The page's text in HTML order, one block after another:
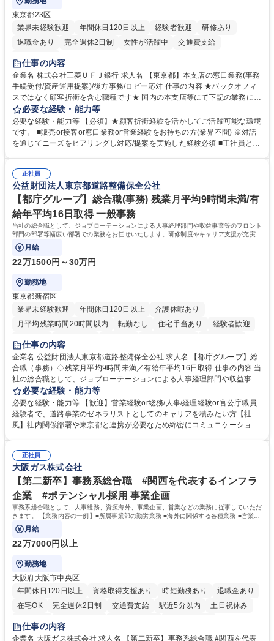
東京都23区
業界未経験歓迎
年間休日120日以上 経験者歓迎
研修あり
退職金あり
完全週休2日制 女性が活躍中
交通費支給
土日祝休み
仕事の内容
企業名 株式会社三菱ＵＦＪ銀行 求人名 【東京都】本支店の窓口業務(事務
手続受付/資産運用提案)/後方事務/ロビー応対 仕事の内容 ★バックオフィ
スではなく顧客折衝を含む職種です★ 国内の本支店等にて下記の業務に従
事していただきます。 ■窓口/後方/ロビーにて事務手続等の受付・オペレ
ーション、お客様対応 ■窓口にて、ご来店された個人のお客様に対して金
融商品のご提案 ■効率的な事務運用の検討・構築等 ≪業務紹介：ご応募前
に必ずご覧ください≫ ※記事 https://www.mysite.bk.mufg.jp/career/circle/
必要な経験・能力等
必要な経験・能力等 【必須】★顧客折衝経験を活かしてご活躍可能な環境
です。 ■販売or接客or窓口業務or営業経験をお持ちの方(業界不問) ※対話
を通じてニーズをヒアリングし対応/提案を実施した経験必須 ■正社員とし
るので安心して入行いただけます。 幅広いキャリアの選択肢があり、公募
や社内副業等を活用し、 一人ひとりが挑戦できるカルチャーが浸透してい
ます。 学歴・資格 学歴：大学院 大学 高専 短大 専修学校 高校 語学力：
資格：
正社員
公益財団法人東京都道路整備保全公社
【都庁グループ】総合職(事務) 残業月平均9時間未満/有
給年平均16日取得 一般事務
当社の総合職として、ジョブローテーションによる人事経理部門や収益事業等のフロント
部門の部署等幅広い部署での業務をお任せいたします。研修制度やキャリア支援が充実し
ております！ ※下記業務詳細
月給
22万1500円～30万円
勤務地
東京都新宿区
業界未経験歓迎
年間休日120日以上
介護休暇あり
月平均残業時間20時間以内
転勤なし 住宅手当あり
経験者歓迎
研修あり
退職金あり
駅近5分以内
資格取得手当あり 食事補助あり
仕事の内容
企業名 公益財団法人東京都道路整備保全公社 求人名 【都庁グループ】総
合職（事務）◇残業月平均9時間未満／有給年平均16日取得 仕事の内容 当
社の総合職として、ジョブローテーションによる人事経理部門や収益事業
等のフロント部門の部署等幅広い部署での業務をお任せいたします。研修
制度やキャリア支援が充実しております！ ※下記業務詳細 【業務詳細】■
管理部門：広報、人事、経理など当公社の運営に係る管理業務 ■収益部
門：駐車場の新規開拓、管理運営、新宿駅西口広場の「イベントコーナ
道路施設や道路工事現場の見学ツアー事業 ※入社後は上記いずれかの部門
へ配属。※業務内容変更の範囲：会社の定める業務 募集職種 【都庁グル
ープ】総合職（事務）◇残業月平均9時間未満／有給年平均16日取得
必要な経験・能力等
必要な経験・能力等 【歓迎】営業経験or総務/人事/経理経験or官公庁職員
経験者で、道路事業のゼネラリストとしてのキャリアを積みたい方【社
風】社内関係部署や東京都と連携が必要なため綿密にコミュニケーション
部門など多岐に渡る業務を経験できます。 ■様々なプロジェクト：駐車場
事業の他、新宿駅西口広場内に設置された照明を兼ねた広告「ブライトサ
イン」の管理運営を行うなど、事業収益を生み出す活動を積極的に行って
います。 学歴・資格 学歴：大学院 大学 高専 短大 専修学校 高校 語学力：
資格：
正社員
大阪ガス株式会社
【第二新卒】事務系総合職 #関西を代表するインフラ
企業 #ポテンシャル採用 事業企画
事務系総合職として、人事総務、資源海外、事業企画、営業などの業務に従事していただ
きます。 【業務内容の一例】■所属事業部の勤労業務 ■海外に関係する各種業務 ■営業部
門の企画スタッフ、ルート営業
月給
22万7000円以上
勤務地
大阪府大阪市中央区
年間休日120日以上
資格取得支援あり 時短勤務あり
退職金あり
在宅OK
完全週休2日制 交通費支給 駅近5分以内
土日祝休み
服装自由
第二新卒歓迎
仕事の内容
企業名 大阪ガス株式会社 求人名 【第二新卒】事務系総合職 #関西を代表